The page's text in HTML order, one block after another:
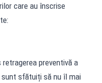
care au înscrise
preventivă a
sunt sfătuiți să nu îl mai